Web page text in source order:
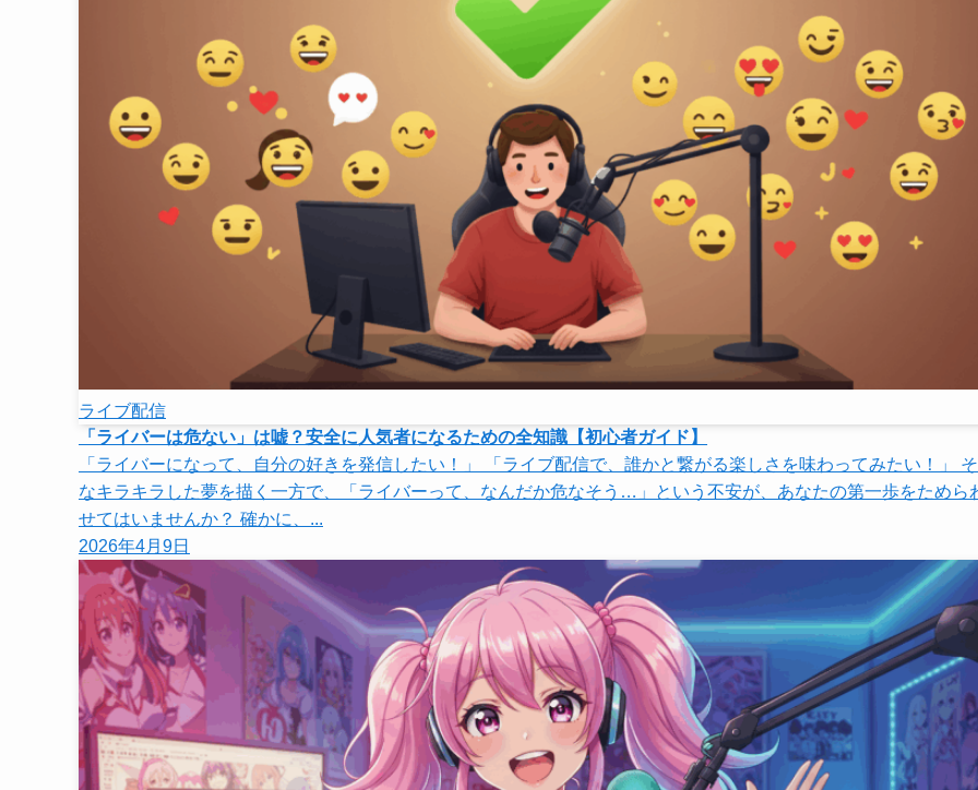
ライブ配信
「ライバーは危ない」は嘘？安全に人気者になるための全知識【初心者ガイド】
「ライバーになって、自分の好きを発信したい！」 「ライブ配信で、誰かと繋がる楽しさを味わってみたい！」
なキラキラした夢を描く一方で、「ライバーって、なんだか危なそう…」という不安が、あなたの第一歩をためら
せてはいませんか？ 確かに、...
2026年4月9日